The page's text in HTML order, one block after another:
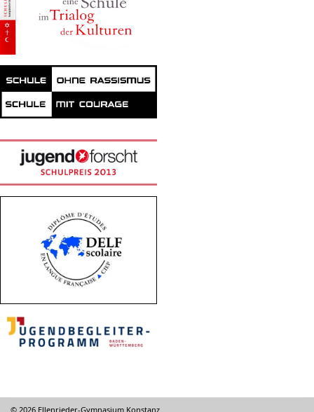
© 2026 Ellenrieder-Gymnasium Konstanz